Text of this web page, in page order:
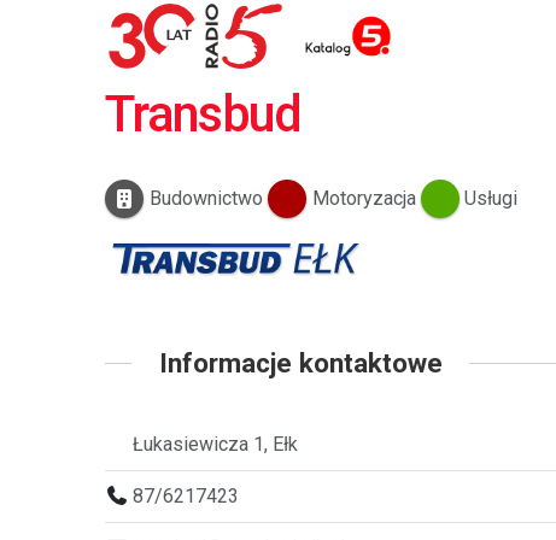
Transbud
Budownictwo Motoryzacja Usługi
Informacje kontaktowe
Łukasiewicza 1, Ełk
87/6217423